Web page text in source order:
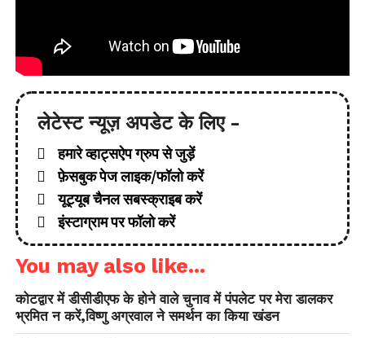
लेटेस्ट न्यूज़ अपडेट के लिए -
हमारे व्हाट्सऐप ग्रुप से जुड़ें
फ़ेसबुक पेज लाइक/फॉलो करें
यूट्यूब चैनल सबस्क्राइब करें
इंस्टाग्राम पर फॉलो करें
You may also like...
कोटद्वार में डीसीडीएफ के होने वाले चुनाव में पंपलेट पर मेरा डालकर
भ्रमित न करें,विष्णु अग्रवाल ने समर्थन का किया खंडन